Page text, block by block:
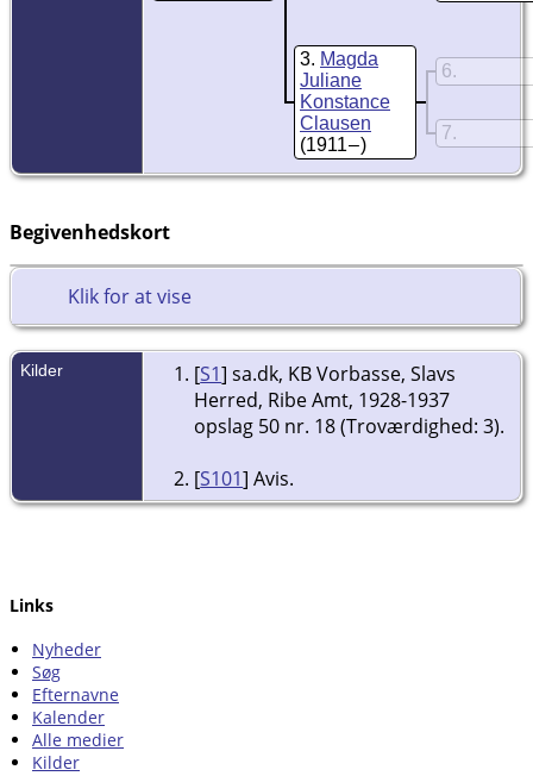
3 Magda
Juliane
Konstance
Clausen
(1911 – )
6
7
Begivenhedskort
Klik for at vise
Kilder [S1] sa.dk, KB Vorbasse, Slavs
Herred, Ribe Amt, 1928-1937
opslag 50 nr. 18 (Troværdighed: 3).
[S101] Avis.
Links
Nyheder
Søg
Efternavne
Kalender
Alle medier
Kilder